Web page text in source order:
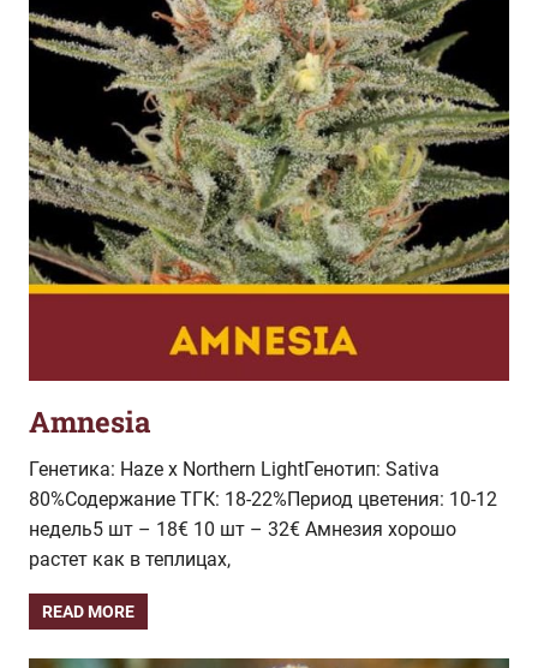
Amnesia
Генетика: Haze x Northern LightГенотип: Sativa
80%Содержание ТГК: 18-22%Период цветения: 10-12
недель5 шт – 18€ 10 шт – 32€ Амнезия хорошо
растет как в теплицах,
READ MORE